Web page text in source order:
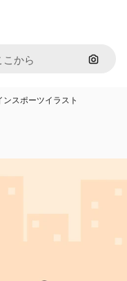
画像で
スポーツイラスト